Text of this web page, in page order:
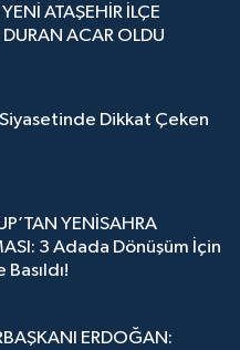
ATAŞEHİR İLÇE
ACAR OLDU
Dikkat Çeken
YENİSAHRA
3 Adada Dönüşüm İçin
ERDOĞAN: